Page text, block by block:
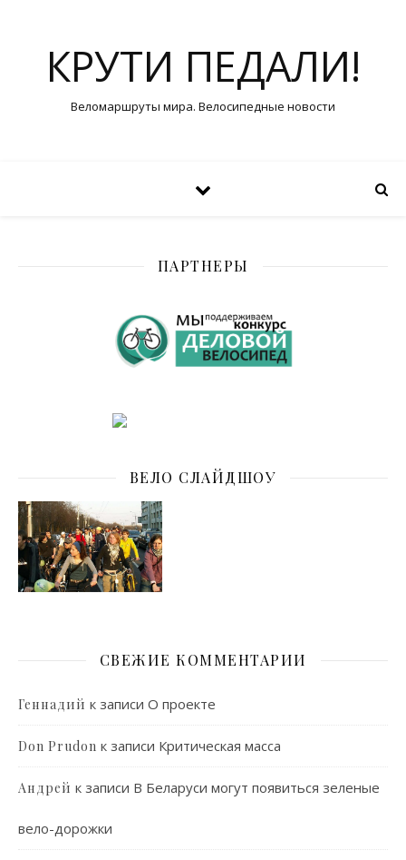
КРУТИ ПЕДАЛИ!
Веломаршруты мира. Велосипедные новости
ПАРТНЕРЫ
ВЕЛО СЛАЙДШОУ
СВЕЖИЕ КОММЕНТАРИИ
Геннадий к записи О проекте
Don Prudon к записи Критическая масса
Андрей к записи В Беларуси могут появиться зеленые
вело-дорожки